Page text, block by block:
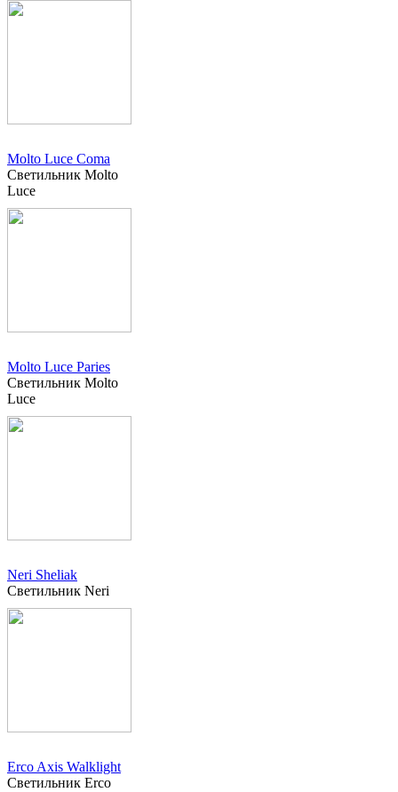
Molto Luce Coma
Светильник Molto
Luce
Molto Luce Paries
Светильник Molto
Luce
Neri Sheliak
Светильник Neri
Erco Axis Walklight
Светильник Erco